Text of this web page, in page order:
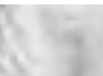
oggetti che...